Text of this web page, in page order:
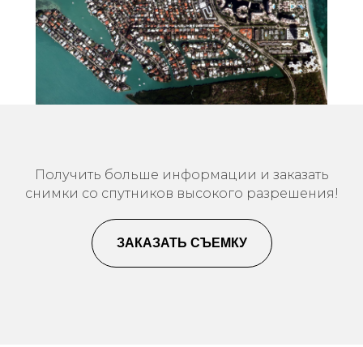
Получить больше информации и заказать
снимки со спутников высокого разрешения!
ЗАКАЗАТЬ СЪЕМКУ